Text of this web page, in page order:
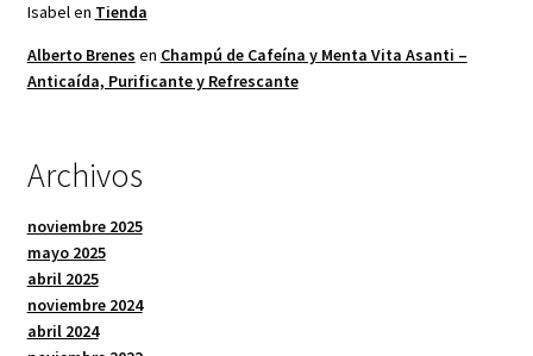
Isabelen Tienda
Alberto Brenes en Champú de Cafeína y Menta Vita Asanti –
Anticaída, Purificante y Refrescante
Archivos
noviembre 2025
mayo 2025
abril 2025
noviembre 2024
abril 2024